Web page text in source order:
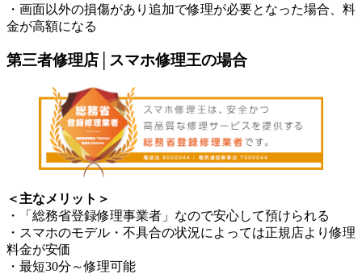
・画面以外の損傷があり追加で修理が必要となった場合、料
金が高額になる
第三者修理店│スマホ修理王の場合
＜主なメリット＞
・「総務省登録修理事業者」なので安心して預けられる
・スマホのモデル・不具合の状況によっては正規店より修理
料金が安価
・最短30分～修理可能